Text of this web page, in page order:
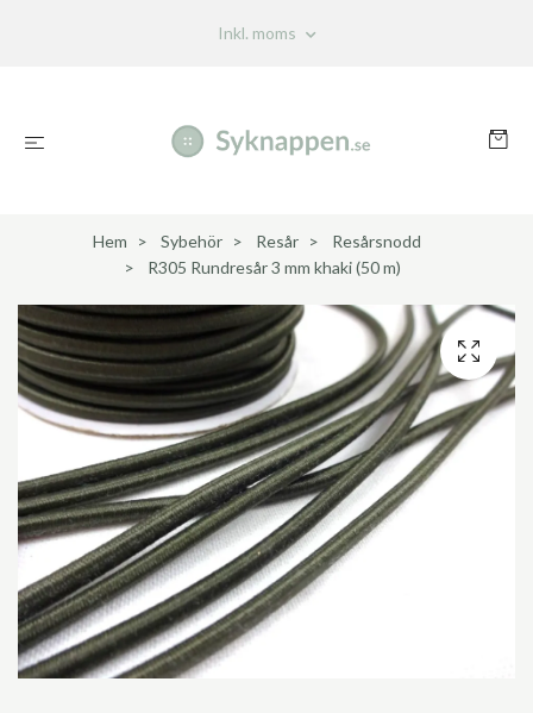
Inkl. moms
Hem Sybehör Resår
Resårsnodd
R305 Rundresår 3 mm khaki (50 m)